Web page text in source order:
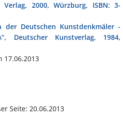
2000, Würzburg, ISBN: 3-
der Deutschen Kunstdenkmäler -
Deutscher Kunstverlag, 1984,
17.06.2013
Seite: 20.06.2013